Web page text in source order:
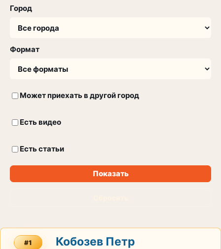
Город
Формат
Может приехать в другой город
Есть видео
Есть статьи
Показать
#1 Кобозев Петр